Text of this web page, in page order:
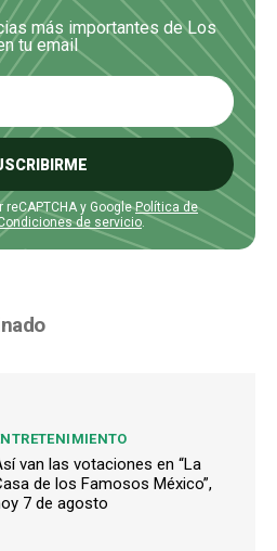
más importantes de Los
tu email
y GooglePolítica de
de servicio.
van las votaciones en “La
de los Famosos México”,
7 de agosto